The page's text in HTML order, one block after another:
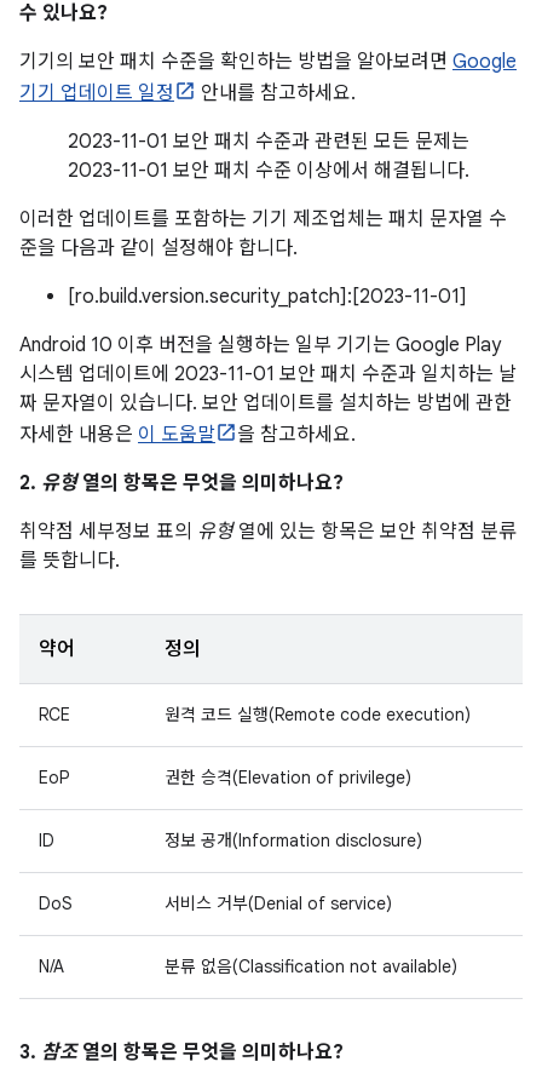
수 있나요?
기기의 보안 패치 수준을 확인하는 방법을 알아보려면 Google
기기 업데이트 일정
안내를 참고하세요.
2023-11-01 보안 패치 수준과 관련된 모든 문제는
2023-11-01 보안 패치 수준 이상에서 해결됩니다.
이러한 업데이트를 포함하는 기기 제조업체는 패치 문자열 수
준을 다음과 같이 설정해야 합니다.
[ro.build.version.security_patch]:[2023-11-01]
Android 10 이후 버전을 실행하는 일부 기기는 Google Play
시스템 업데이트에 2023-11-01 보안 패치 수준과 일치하는 날
짜 문자열이 있습니다. 보안 업데이트를 설치하는 방법에 관한
자세한 내용은 이 도움말
을 참고하세요.
2. 유형열의 항목은 무엇을 의미하나요?
취약점 세부정보 표의 유형열에 있는 항목은 보안 취약점 분류
를 뜻합니다.
약어 정의
RCE 원격 코드 실행(Remote code execution)
EoP 권한 승격(Elevation of privilege)
ID 정보 공개(Information disclosure)
DoS 서비스 거부(Denial of service)
N/A 분류 없음(Classification not available)
3. 참조열의 항목은 무엇을 의미하나요?